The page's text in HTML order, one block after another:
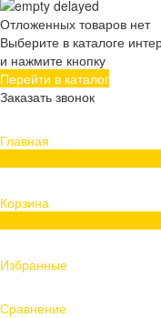
Отложенных товаров нет
Выберите в каталоге
и нажмите кнопку
Перейти в каталог
Заказать звонок
Главная
Корзина
Избранные
Сравнение